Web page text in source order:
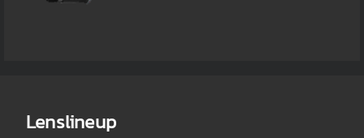
Lenslineup